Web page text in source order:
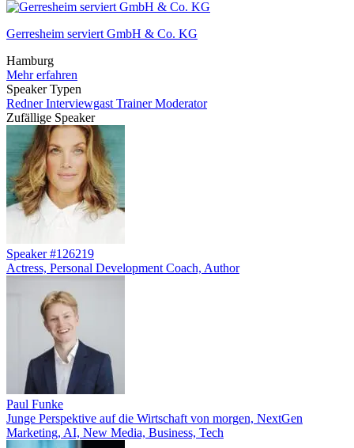
Gerresheim serviert GmbH & Co. KG
Hamburg
Mehr erfahren
Speaker Typen
RednerInterviewgast TrainerModerator
Zufällige Speaker
Speaker #126219
Actress, Personal Development Coach, Author
Paul Funke
Junge Perspektive auf die Wirtschaft von morgen, NextGen
Marketing, AI, New Media, Business, Tech